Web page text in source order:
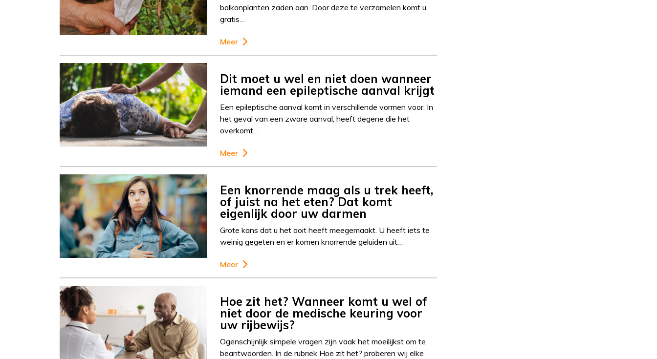
balkonplanten zaden aan. Door deze te verzamelen komt u
gratis…
Meer
Dit moet u wel en niet doen wanneer
iemand een epileptische aanval krijgt
Een epileptische aanval komt in verschillende vormen voor. In
het geval van een zware aanval, heeft degene die het
overkomt…
Meer
Een knorrende maag als u trek heeft,
of juist na het eten? Dat komt
eigenlijk door uw darmen
Grote kans dat u het ooit heeft meegemaakt. U heeft iets te
weinig gegeten en er komen knorrende geluiden uit…
Meer
Hoe zit het? Wanneer komt u wel of
niet door de medische keuring voor
uw rijbewijs?
Ogenschijnlijk simpele vragen zijn vaak het moeilijkst om te
beantwoorden. In de rubriek Hoe zit het? proberen wij elke